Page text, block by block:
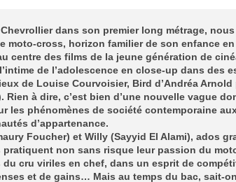
dans son premier long métrage, nous
moto-cross, horizon familier de son enfance
centre des films de la jeune génération de
de l’adolescence en close-up dans des
de Louise Courvoisier, Bird d’Andréa
Rien à dire, c’est bien d’une nouvelle vague
les phénomènes de société contemporaine
d’appartenance.
Foucher) et Willy (Sayyid El Alami), ados
non sans risque leur passion du
du cru viriles en chef, dans un esprit de
et de gains… Mais au temps du bac, sait-